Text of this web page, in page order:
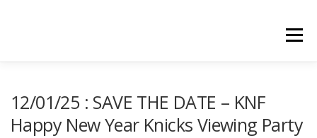
Menu
12/01/25 : SAVE THE DATE – KNF
Happy New Year Knicks Viewing Party